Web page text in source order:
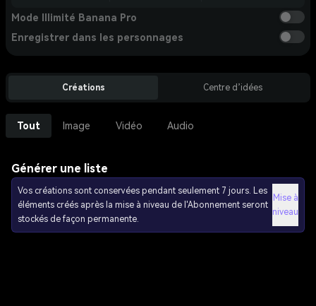
Mode Illimité Banana Pro
Enregistrer dans les personnages
Créations Centre d’idées
Tout Image Vidéo Audio
Générer une liste
Vos créations sont conservées pendant seulement 7 jours. Les
éléments créés après la mise à niveau de l'Abonnement seront
stockés de façon permanente.
Mise à
niveau